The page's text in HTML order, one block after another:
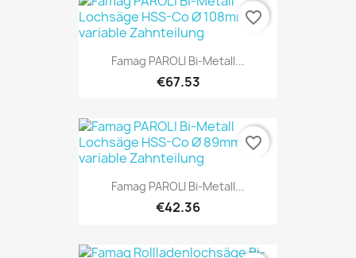
Famag PAROLI Bi-Metall...
€67.53
favorite_border
Famag PAROLI Bi-Metall...
€42.36
favorite_border